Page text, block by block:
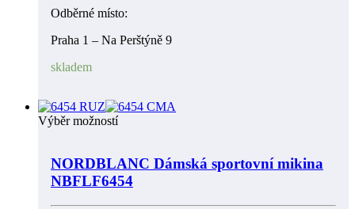
Odběrné místo:
Praha 1 – Na Perštýně 9
skladem
Výběr možností
NORDBLANC Dámská sportovní mikina
NBFLF6454